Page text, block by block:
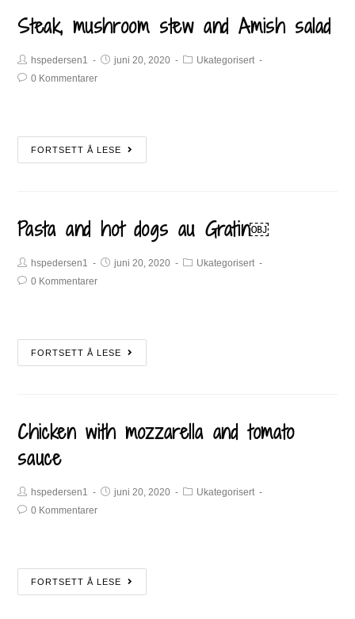
Steak, mushroom stew and Amish salad
hspedersen1 juni 20, 2020
Ukategorisert
0 Kommentarer
FORTSETT Å LESE
Pasta and hot dogs au Gratin￼
hspedersen1 juni 20, 2020
Ukategorisert
0 Kommentarer
FORTSETT Å LESE
Chicken with mozzarella and tomato
sauce
hspedersen1 juni 20, 2020
Ukategorisert
0 Kommentarer
FORTSETT Å LESE